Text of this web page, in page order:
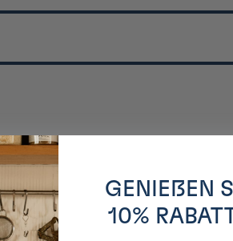
un sens aigu du détail, où chaque courbe
que le verre, la porcelaine, et l'acier
GENIEßEN
10%